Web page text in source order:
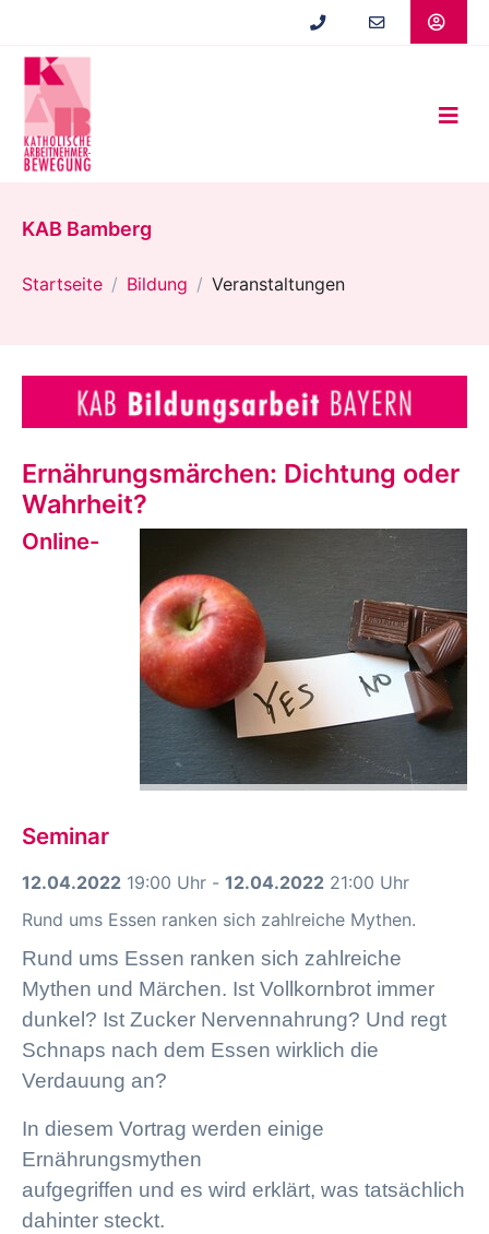
springen
KAB Bamberg
Startseite Bildung Veranstaltungen
Ernährungsmärchen: Dichtung oder
Wahrheit?
Online-
Seminar
12.04.2022 19:00 Uhr - 12.04.2022 21:00 Uhr
Rund ums Essen ranken sich zahlreiche Mythen.
Rund ums Essen ranken sich zahlreiche
Mythen und Märchen. Ist Vollkornbrot immer
dunkel? Ist Zucker Nervennahrung? Und regt
Schnaps nach dem Essen wirklich die
Verdauung an?
In diesem Vortrag werden einige
Ernährungsmythen
aufgegriffen und es wird erklärt, was tatsächlich
dahinter steckt.